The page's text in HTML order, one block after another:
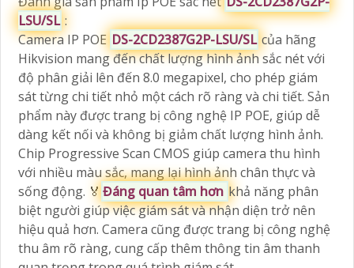
LSU/SL :
Camera IP POE DS-2CD2387G2P-LSU/SL của hãng
Hikvision mang đến chất lượng hình ảnh sắc nét với
độ phân giải lên đến 8.0 megapixel, cho phép giám
sát từng chi tiết nhỏ một cách rõ ràng và chi tiết. Sản
phẩm này được trang bị công nghệ IP POE, giúp dễ
dàng kết nối và không bị giảm chất lượng hình ảnh.
Chip Progressive Scan CMOS giúp camera thu hình
với nhiều màu sắc, mang lại hình ảnh chân thực và
sống động. ️🏅️ Đáng quan tâm hơn khả năng phân
biệt người giúp việc giám sát và nhận diện trở nên
hiệu quả hơn. Camera cũng được trang bị công nghệ
thu âm rõ ràng, cung cấp thêm thông tin âm thanh